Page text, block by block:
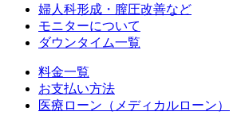
婦人科形成・膣圧改善など
モニターについて
ダウンタイム一覧
料金一覧
お支払い方法
医療ローン（メディカルローン）